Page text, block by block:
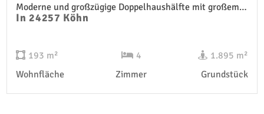
Moderne und großzügige Doppelhaushälfte mit großem Grundstück
In 24257 Köhn
193 m²
Wohnfläche
4
Zimmer
1.895 m²
Grundstück